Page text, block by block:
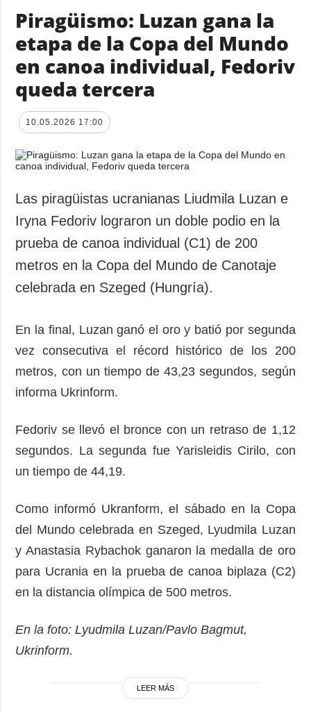
Piragüismo: Luzan gana la
etapa de la Copa del Mundo
en canoa individual, Fedoriv
queda tercera
10.05.2026 17:00
Las piragüistas ucranianas Liudmila Luzan e
Iryna Fedoriv lograron un doble podio en la
prueba de canoa individual (C1) de 200
metros en la Copa del Mundo de Canotaje
celebrada en Szeged (Hungría).
En la final, Luzan ganó el oro y batió por segunda
vez consecutiva el récord histórico de los 200
metros, con un tiempo de 43,23 segundos, según
informa Ukrinform.
Fedoriv se llevó el bronce con un retraso de 1,12
segundos. La segunda fue Yarisleidis Cirilo, con
un tiempo de 44,19.
Como informó Ukranform, el sábado en la Copa
del Mundo celebrada en Szeged, Lyudmila Luzan
y Anastasia Rybachok ganaron la medalla de oro
para Ucrania en la prueba de canoa biplaza (C2)
en la distancia olímpica de 500 metros.
En la foto: Lyudmila Luzan/Pavlo Bagmut,
Ukrinform.
LEER MÁS